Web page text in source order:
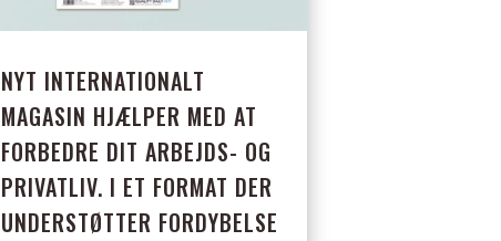
NYT INTERNATIONALT
MAGASIN HJÆLPER MED AT
FORBEDRE DIT ARBEJDS- OG
PRIVATLIV. I ET FORMAT DER
UNDERSTØTTER FORDYBELSE